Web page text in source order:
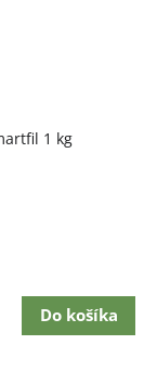
1 kg
Do košíka